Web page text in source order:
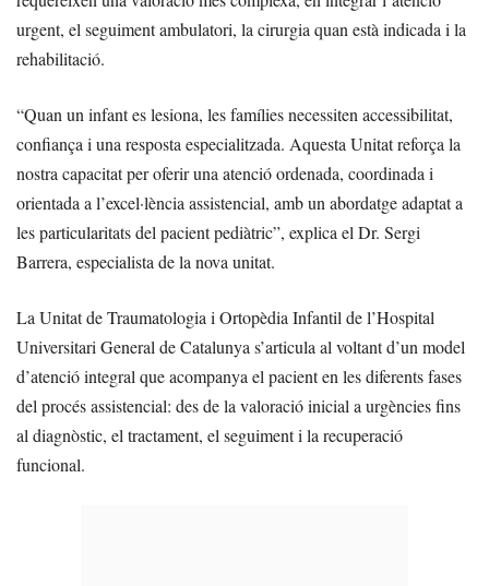
urgent, el seguiment ambulatori, la cirurgia quan està indicada i la
rehabilitació.
“Quan un infant es lesiona, les famílies necessiten accessibilitat,
confiança i una resposta especialitzada. Aquesta Unitat reforça la
nostra capacitat per oferir una atenció ordenada, coordinada i
orientada a l’excel·lència assistencial, amb un abordatge adaptat a
les particularitats del pacient pediàtric”, explica el Dr. Sergi
Barrera, especialista de la nova unitat.
La Unitat de Traumatologia i Ortopèdia Infantil de l’Hospital
Universitari General de Catalunya s’articula al voltant d’un model
d’atenció integral que acompanya el pacient en les diferents fases
del procés assistencial: des de la valoració inicial a urgències fins
al diagnòstic, el tractament, el seguiment i la recuperació
funcional.